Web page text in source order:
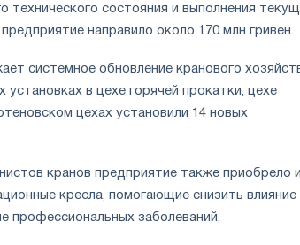
технического состояния и выполнения
направило около 170 млн гривен.
системное обновление кранового
в цехе горячей прокатки, цехе
цехах установили 14 новых
кранов предприятие также приобрело и
кресла, помогающие снизить влияние
профессиональных заболеваний.